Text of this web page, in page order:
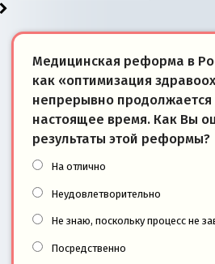
Медицинская реформа в
как «оптимизация
непрерывно продолжается
настоящее время. Как Вы
результаты этой реформы?
На отлично
Неудовлетворительно
Не знаю, поскольку процесс не
Посредственно